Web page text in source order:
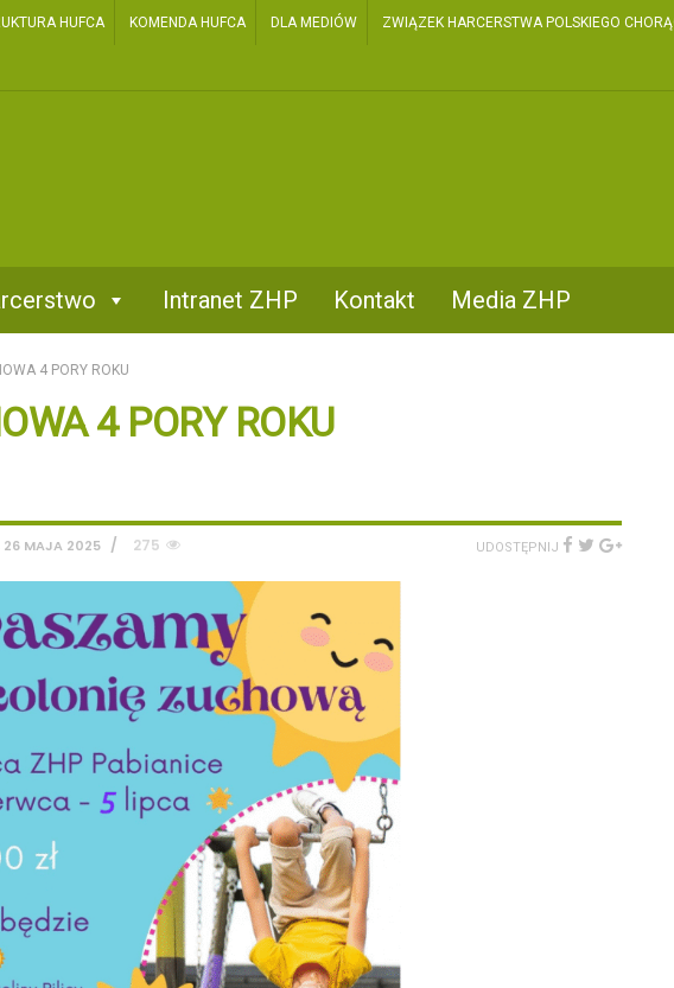
HUFCA KOMENDA HUFCA DLA MEDIÓW ZWIĄZEK HARCERSTWA POLSKIEGO
Intranet ZHP Kontakt Media ZHP
4 PORY ROKU
4 PORY ROKU
UDOSTĘPNIJ
26 MAJA 2025 / 275